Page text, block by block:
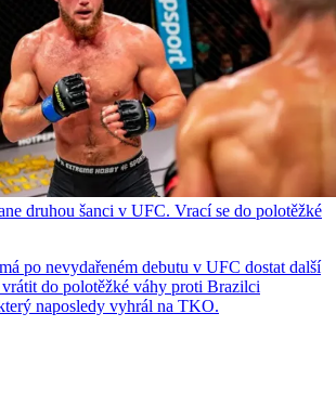
druhou šanci v UFC. Vrací se do polotěžké
po nevydařeném debutu v UFC dostat další
do polotěžké váhy proti Brazilci
naposledy vyhrál na TKO.